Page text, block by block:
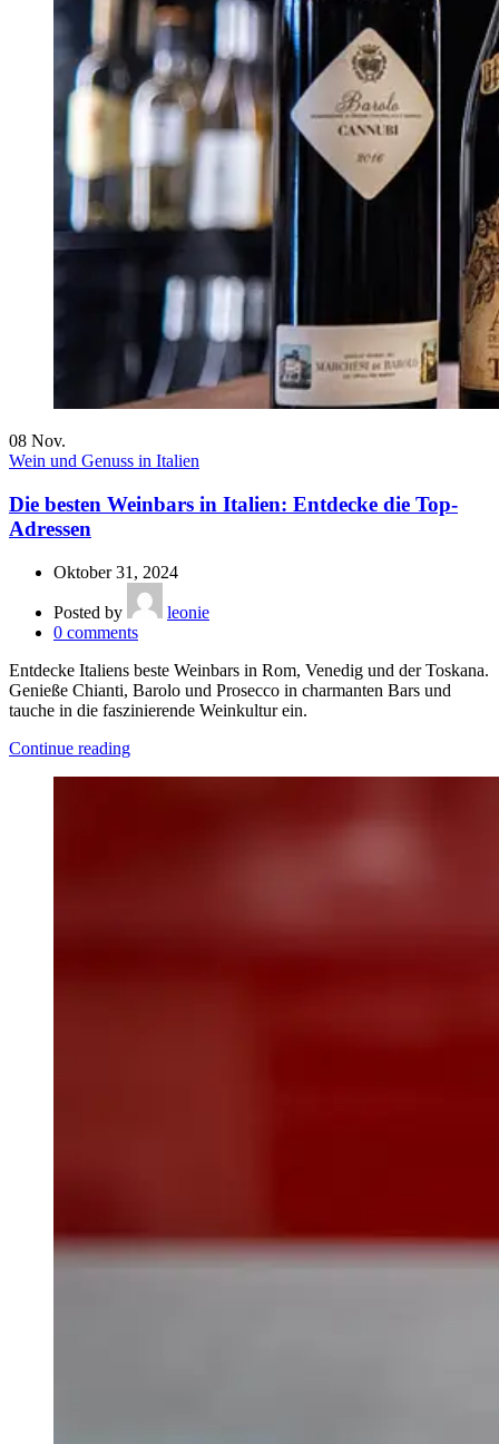
08 Nov.
Wein und Genuss in Italien
Die besten Weinbars in Italien: Entdecke die Top-
Adressen
Oktober 31, 2024
Posted by
leonie
0 comments
Entdecke Italiens beste Weinbars in Rom, Venedig und der Toskana.
Genieße Chianti, Barolo und Prosecco in charmanten Bars und
tauche in die faszinierende Weinkultur ein.
Continue reading